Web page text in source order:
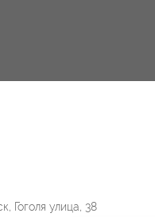
Гоголя улица, 38